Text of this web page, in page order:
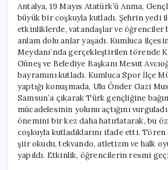
Antalya, 19 Mayıs Atatürk’ü Anma,
büyük bir coşkuyla kutladı. Şehrin yedi
etkinliklerde, vatandaşlar ve öğrenciler
anlam dolu anlar yaşadı. Kumluca
Meydanı’nda gerçekleştirilen törende
Güneş ve Belediye Başkanı Mesut
bayramını kutladı. Kumluca Spor İlçe
yaptığı konuşmada, Ulu Önder Gazi
Samsun’a çıkarak Türk gençliğine
mücadelesinin yolunu açtığını
önemini bir kez daha hatırlatarak, bu
coşkuyla kutladıklarını ifade etti.
şiir okudu, tekvando, atletizm ve halk
yapıldı. Etkinlik, öğrencilerin resmi